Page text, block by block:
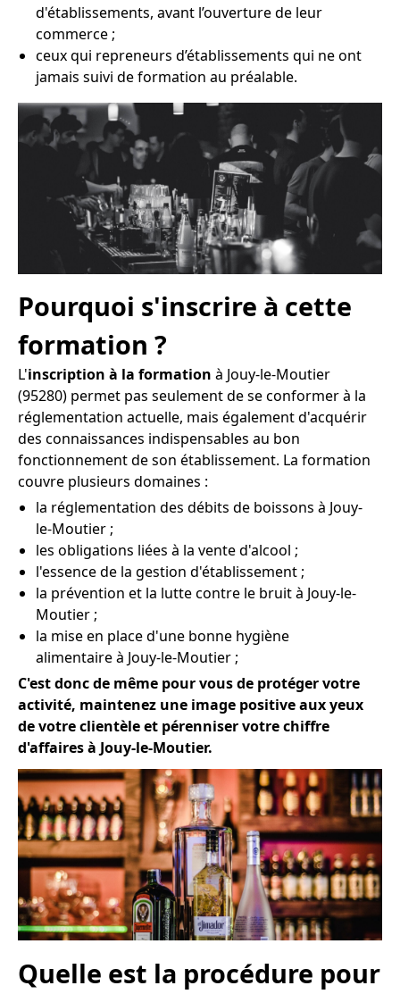
d'établissements, avant l’ouverture de leur
commerce ;
ceux qui repreneurs d’établissements qui ne ont
jamais suivi de formation au préalable.
Pourquoi s'inscrire à cette
formation ?
L'inscription à la formation à Jouy-le-Moutier
(95280) permet pas seulement de se conformer à la
réglementation actuelle, mais également d'acquérir
des connaissances indispensables au bon
fonctionnement de son établissement. La formation
couvre plusieurs domaines :
la réglementation des débits de boissons à Jouy-
le-Moutier ;
les obligations liées à la vente d'alcool ;
l'essence de la gestion d'établissement ;
la prévention et la lutte contre le bruit à Jouy-le-
Moutier ;
la mise en place d'une bonne hygiène
alimentaire à Jouy-le-Moutier ;
C'est donc de même pour vous de protéger votre
activité, maintenez une image positive aux yeux
de votre clientèle et pérenniser votre chiffre
d'affaires à Jouy-le-Moutier.
Quelle est la procédure pour